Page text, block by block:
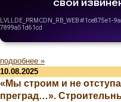
подробнее »
10.08.2025
«Мы строим и не
преград…».